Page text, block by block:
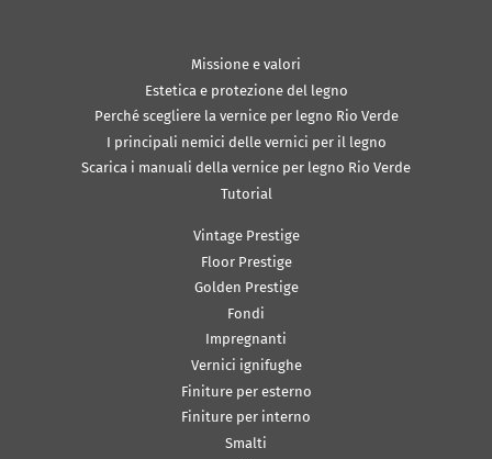
Missione e valori
Estetica e protezione del legno
Perché scegliere la vernice per legno Rio Verde
I principali nemici delle vernici per il legno
Scarica i manuali della vernice per legno Rio Verde
Tutorial
Vintage Prestige
Floor Prestige
Golden Prestige
Fondi
Impregnanti
Vernici ignifughe
Finiture per esterno
Finiture per interno
Smalti